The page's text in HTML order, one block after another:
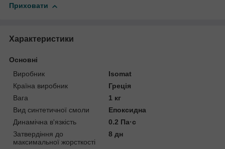
Приховати
Характеристики
Основні
Виробник
Isomat
Країна виробник
Греція
Вага
1 кг
Вид синтетичної смоли
Епоксидна
Динамічна в'язкість
0.2 Па·c
Затвердіння до
максимальної жорсткості
8 дн